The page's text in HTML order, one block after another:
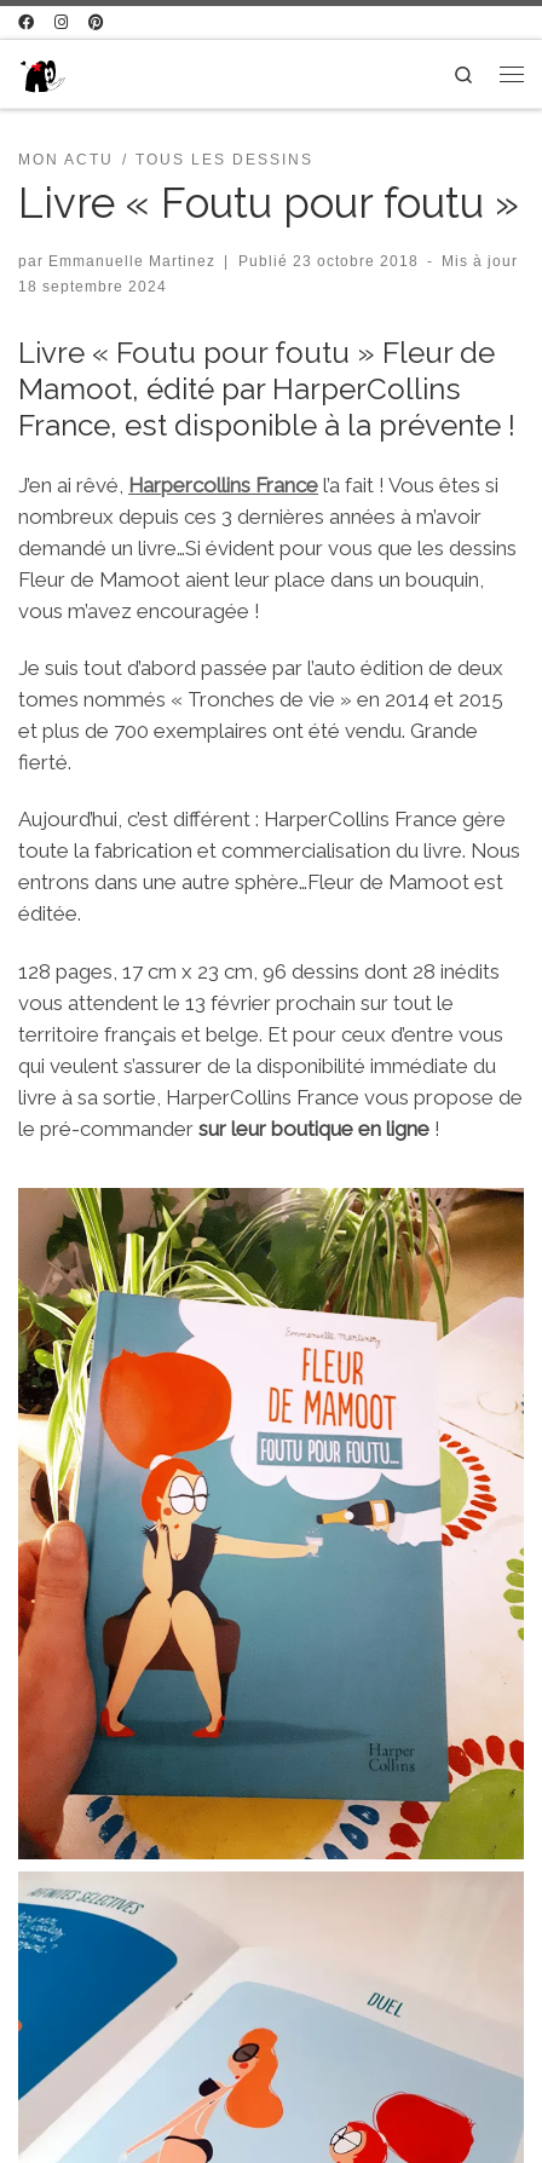
Passer au contenu
Search
MON ACTU TOUS LES DESSINS
Livre « Foutu pour foutu »
par Emmanuelle Martinez | Publié 23 octobre 2018 -
Mis à jour
18 septembre 2024
Livre « Foutu pour foutu » Fleur de
Mamoot, édité par HarperCollins
France, est disponible à la prévente !
J’en ai rêvé, Harpercollins France l’a fait ! Vous êtes si
nombreux depuis ces 3 dernières années à m’avoir
demandé un livre…Si évident pour vous que les dessins
Fleur de Mamoot aient leur place dans un bouquin,
vous m’avez encouragée !
Je suis tout d’abord passée par l’auto édition de deux
tomes nommés « Tronches de vie » en 2014 et 2015
et plus de 700 exemplaires ont été vendu. Grande
fierté.
Aujourd’hui, c’est différent : HarperCollins France gère
toute la fabrication et commercialisation du livre. Nous
entrons dans une autre sphère…Fleur de Mamoot est
éditée.
128 pages, 17 cm x 23 cm, 96 dessins dont 28 inédits
vous attendent le 13 février prochain sur tout le
territoire français et belge. Et pour ceux d’entre vous
qui veulent s’assurer de la disponibilité immédiate du
livre à sa sortie, HarperCollins France vous propose de
le pré-commander sur leur boutique en ligne !